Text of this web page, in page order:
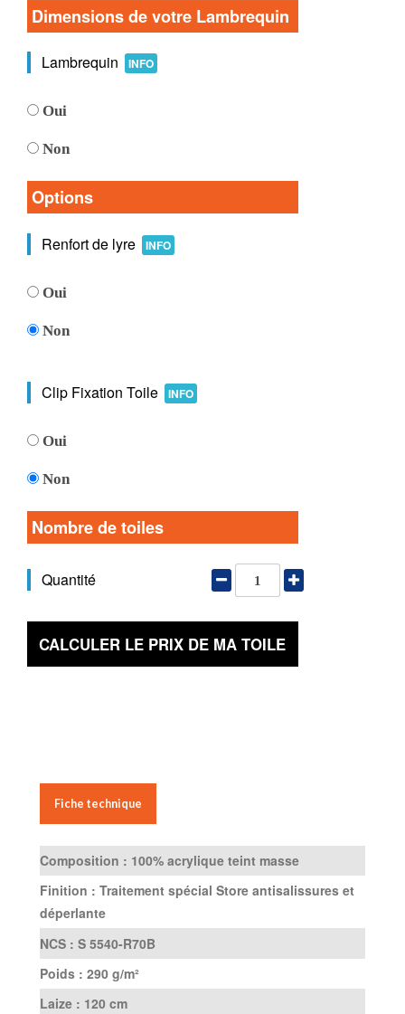
Dimensions de votre Lambrequin
Lambrequin INFO
Oui
Non
Options
Renfort de lyre INFO
Oui
Non
Clip Fixation Toile INFO
Oui
Non
Nombre de toiles
Quantité
CALCULER LE PRIX DE MA TOILE
Fiche technique
Composition : 100% acrylique teint masse
Finition : Traitement spécial Store antisalissures et
déperlante
NCS : S 5540-R70B
Poids : 290 g/m²
Laize : 120 cm